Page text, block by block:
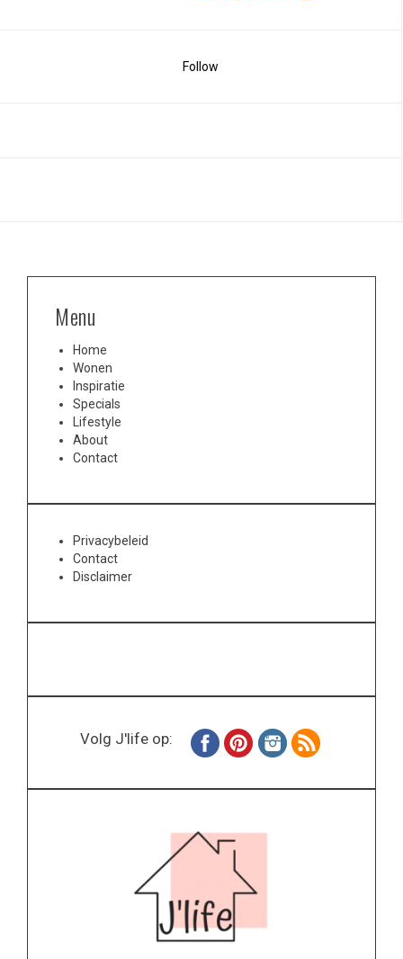
Follow
Menu
Home
Wonen
Inspiratie
Specials
Lifestyle
About
Contact
Privacybeleid
Contact
Disclaimer
Volg J'life op: